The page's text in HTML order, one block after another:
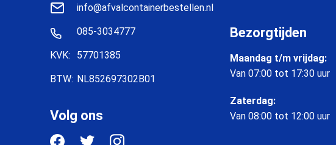
info@afvalcontainerbestellen.nl
085-3034777
KVK: 57701385
BTW: NL852697302B01
Volg ons
Bezorgtijden
Maandag t/m vrijdag:
Van 07:00 tot 17:30 uur
Zaterdag:
Van 08:00 tot 12:00 uur